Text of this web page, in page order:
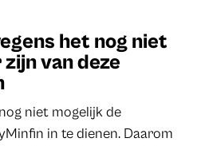
het nog niet
van deze
niet mogelijk de
in te dienen. Daarom